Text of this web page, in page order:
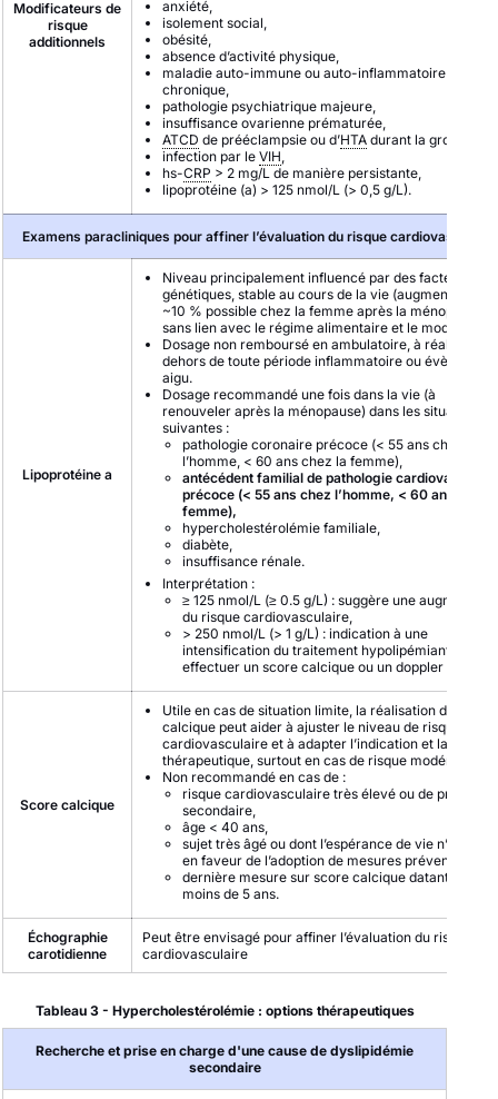
Modificateurs de
risque
additionnels
anxiété,
isolement social,
obésité,
absence d’activité physique,
maladie auto-immune ou auto-inflammatoire
chronique,
pathologie psychiatrique majeure,
insuffisance ovarienne prématurée,
ATCD de prééclampsie ou d’HTA durant la grossesse,
infection par le VIH,
hs-CRP > 2 mg/L de manière persistante,
lipoprotéine (a) > 125 nmol/L (> 0,5 g/L).
Examens paracliniques pour affiner l’évaluation du risque cardiovasculaire
Lipoprotéine a
Niveau principalement influencé par des facteurs
génétiques, stable au cours de la vie (augmentation
~10 % possible chez la femme après la ménopause),
sans lien avec le régime alimentaire et le mode de
Dosage non remboursé en ambulatoire, à réaliser en
dehors de toute période inflammatoire ou évènement
aigu.
Dosage recommandé une fois dans la vie (à
renouveler après la ménopause) dans les situations
suivantes :
pathologie coronaire précoce (< 55 ans chez
l’homme, < 60 ans chez la femme),
antécédent familial de pathologie
précoce (< 55 ans chez l’homme, < 60 ans chez
femme),
hypercholestérolémie familiale,
diabète,
insuffisance rénale.
Interprétation :
≥ 125 nmol/L (≥ 0.5 g/L) : suggère une
du risque cardiovasculaire,
> 250 nmol/L (> 1 g/L) : indication à une
intensification du traitement hypolipémiant et à
effectuer un score calcique ou un doppler des
Score calcique
Utile en cas de situation limite, la réalisation d’un
calcique peut aider à ajuster le niveau de risque
cardiovasculaire et à adapter l’indication et la cible
thérapeutique, surtout en cas de risque modéré.
Non recommandé en cas de :
risque cardiovasculaire très élevé ou de
secondaire,
âge < 40 ans,
sujet très âgé ou dont l’espérance de vie n’est pas
en faveur de l’adoption de mesures préventives,
dernière mesure sur score calcique datant de
moins de 5 ans.
Échographie
carotidienne
Peut être envisagé pour affiner l’évaluation du risque
cardiovasculaire
Tableau 3 - Hypercholestérolémie : options thérapeutiques
Recherche et prise en charge d'une cause de dyslipidémie
secondaire